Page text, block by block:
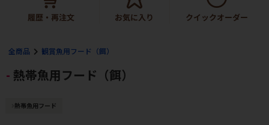
全商品 観賞魚用フード（餌）
熱帯魚用フード（餌）
熱帯魚用フード